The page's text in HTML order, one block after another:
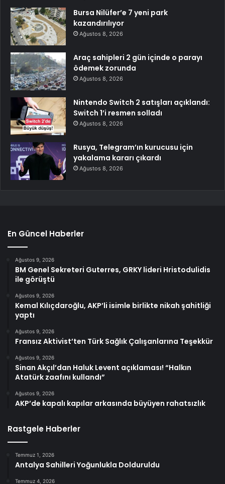
Bursa Nilüfer’e 7 yeni park
kazandırılıyor
Ağustos 8, 2026
Araç sahipleri 2 gün içinde o parayı
ödemek zorunda
Ağustos 8, 2026
Nintendo Switch 2 satışları açıklandı:
Switch 1’i resmen solladı
Ağustos 8, 2026
Rusya, Telegram’ın kurucusu için
yakalama kararı çıkardı
Ağustos 8, 2026
En Güncel Haberler
Ağustos 9, 2026
BM Genel Sekreteri Guterres, GRKY lideri Hristodulidis
ile görüştü
Ağustos 9, 2026
Kemal Kılıçdaroğlu, AKP’li isimle birlikte nikah şahitliği
yaptı
Ağustos 9, 2026
Fransız Aktivist’ten Türk Sağlık Çalışanlarına Teşekkür
Ağustos 9, 2026
Sinan Akçıl’dan Haluk Levent açıklaması! “Halkın
Atatürk zaafını kullandı”
Ağustos 9, 2026
AKP’de kapalı kapılar arkasında büyüyen rahatsızlık
Rastgele Haberler
Temmuz 1, 2026
Antalya Sahilleri Yoğunlukla Dolduruldu
Temmuz 4, 2026